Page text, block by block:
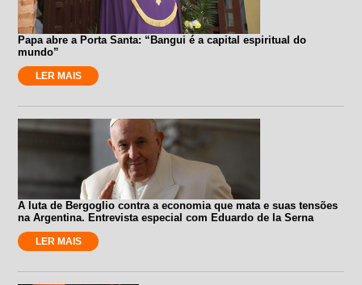
Papa abre a Porta Santa: “Bangui é a capital espiritual do
mundo”
LER MAIS
A luta de Bergoglio contra a economia que mata e suas tensões
na Argentina. Entrevista especial com Eduardo de la Serna
LER MAIS